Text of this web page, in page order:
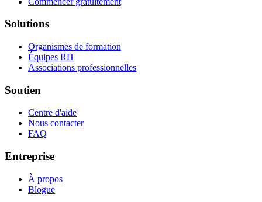
Solutions
Organismes de formation
Équipes RH
Associations professionnelles
Soutien
Centre d'aide
Nous contacter
FAQ
Entreprise
À propos
Blogue